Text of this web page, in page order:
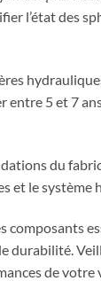
l’état des
entre 5 et 7
du
et le système
composants
durabilité.
de votre